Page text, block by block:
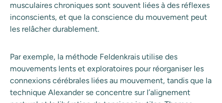
musculaires chroniques sont souvent liées à des réflexes
inconscients, et que la conscience du mouvement peut
les relâcher durablement.
Par exemple, la méthode Feldenkrais utilise des
mouvements lents et exploratoires pour réorganiser les
connexions cérébrales liées au mouvement, tandis que la
technique Alexander se concentre sur l’alignement